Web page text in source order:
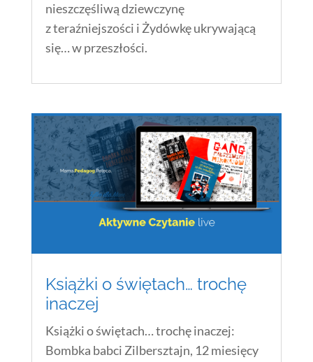
nieszczęśliwą dziewczynę
z teraźniejszości i Żydówkę ukrywającą
się… w przeszłości.
Książki o świętach… trochę
inaczej
Książki o świętach… trochę inaczej:
Bombka babci Zilbersztajn, 12 miesięcy